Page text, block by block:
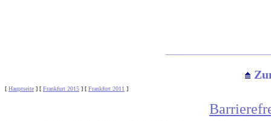
[ Hauptseite ] [ Frankfurt 2015 ] [ Frankfurt 2011 ]